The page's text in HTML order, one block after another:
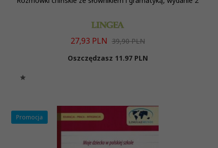
27,93 PLN 39,90 PLN
Oszczędzasz 11.97 PLN
Promocja